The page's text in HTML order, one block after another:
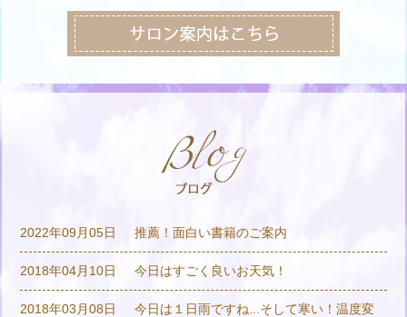
2022年09月05日 推薦！面白い書籍のご案内
2018年04月10日 今日はすごく良いお天気！
2018年03月08日
今日は１日雨ですね...そして寒い！温度変